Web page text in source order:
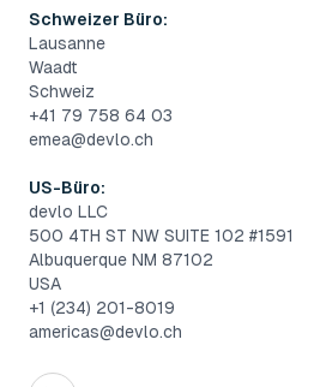
Schweizer Büro:
Lausanne
Waadt
Schweiz
+41 79 758 64 03
emea@devlo.ch
US-Büro:
devlo LLC
500 4TH ST NW SUITE 102 #1591
Albuquerque NM 87102
USA
+1 (234) 201-8019
americas@devlo.ch